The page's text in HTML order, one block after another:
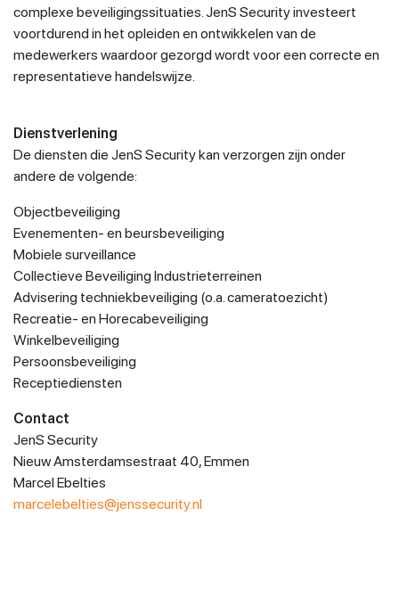
complexe beveiligingssituaties. JenS Security investeert
voortdurend in het opleiden en ontwikkelen van de
medewerkers waardoor gezorgd wordt voor een correcte en
representatieve handelswijze.
Dienstverlening
De diensten die JenS Security kan verzorgen zijn onder
andere de volgende:
Objectbeveiliging
Evenementen- en beursbeveiliging
Mobiele surveillance
Collectieve Beveiliging Industrieterreinen
Advisering techniekbeveiliging (o.a. cameratoezicht)
Recreatie- en Horecabeveiliging
Winkelbeveiliging
Persoonsbeveiliging
Receptiediensten
Contact
JenS Security
Nieuw Amsterdamsestraat 40, Emmen
Marcel Ebelties
marcelebelties@jenssecurity.nl